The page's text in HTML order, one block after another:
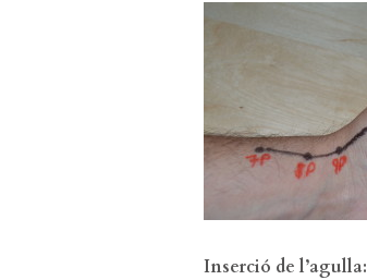
Inserció de l’agulla: